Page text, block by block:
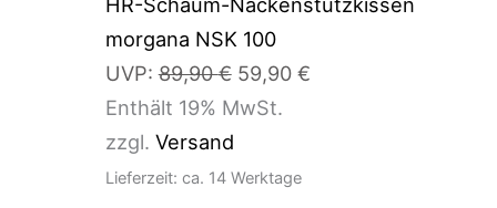
morgana NSK 100
UVP: 89,90€ 59,90 €
Enthält 19% MwSt.
zzgl. Versand
Lieferzeit: ca. 14 Werktage